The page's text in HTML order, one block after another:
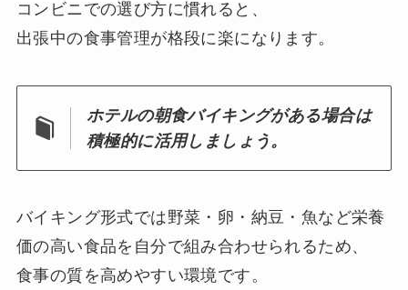
コンビニでの選び方に慣れると、
出張中の食事管理が格段に楽になります。
ホテルの朝食バイキングがある場合は
積極的に活用しましょう。
バイキング形式では野菜・卵・納豆・魚など栄養
価の高い食品を自分で組み合わせられるため、
食事の質を高めやすい環境です。